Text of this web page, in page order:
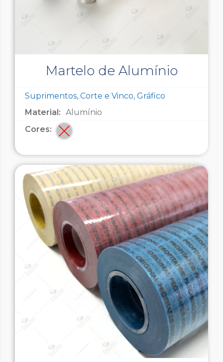
Martelo de Alumínio
Suprimentos, Corte e Vinco, Gráfico
Material: Alumínio
Cores: